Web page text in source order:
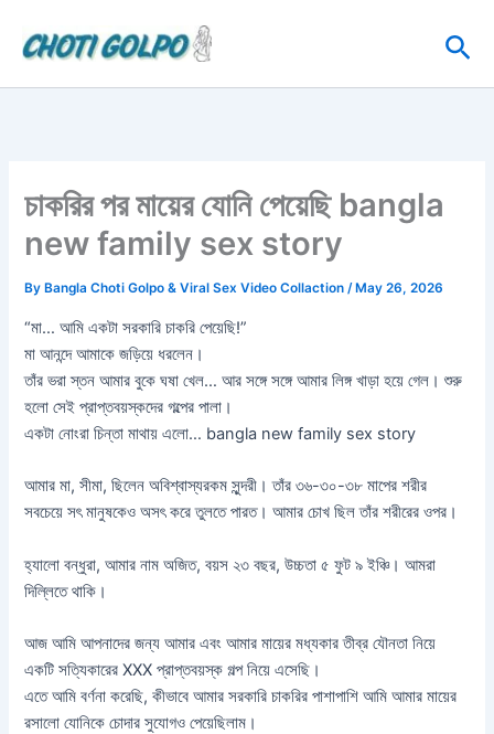
content
চাকরির পর মায়ের যোনি পেয়েছি bangla
new family sex story
By Bangla Choti Golpo & Viral Sex Video Collaction/ May 26, 2026
“মা… আমি একটা সরকারি চাকরি পেয়েছি!”
মা আনন্দে আমাকে জড়িয়ে ধরলেন।
তাঁর ভরা স্তন আমার বুকে ঘষা খেল… আর সঙ্গে সঙ্গে আমার লিঙ্গ খাড়া হয়ে গেল। শুরু
হলো সেই প্রাপ্তবয়স্কদের গল্পের পালা।
একটা নোংরা চিন্তা মাথায় এলো… bangla new family sex story
আমার মা, সীমা, ছিলেন অবিশ্বাস্যরকম সুন্দরী। তাঁর ৩৬-৩০-৩৮ মাপের শরীর
সবচেয়ে সৎ মানুষকেও অসৎ করে তুলতে পারত। আমার চোখ ছিল তাঁর শরীরের ওপর।
হ্যালো বন্ধুরা, আমার নাম অজিত, বয়স ২৩ বছর, উচ্চতা ৫ ফুট ৯ ইঞ্চি। আমরা
দিল্লিতে থাকি।
আজ আমি আপনাদের জন্য আমার এবং আমার মায়ের মধ্যকার তীব্র যৌনতা নিয়ে
একটি সত্যিকারের XXX প্রাপ্তবয়স্ক গল্প নিয়ে এসেছি।
এতে আমি বর্ণনা করেছি, কীভাবে আমার সরকারি চাকরির পাশাপাশি আমি আমার মায়ের
রসালো যোনিকে চোদার সুযোগও পেয়েছিলাম।